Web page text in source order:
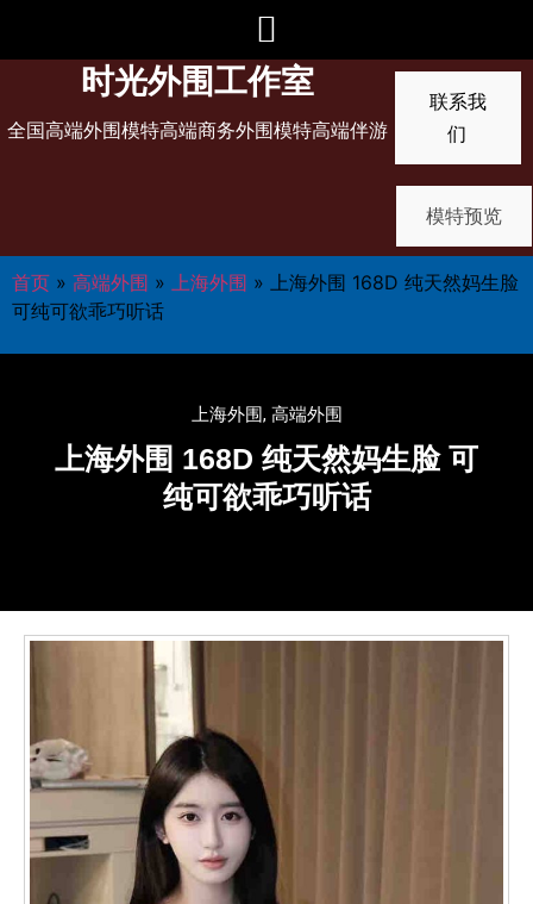
时光外围工作室
全国高端外围模特高端商务外围模特高端伴游
联系我
们
模特预览
首页 » 高端外围 » 上海外围 » 上海外围 168D 纯天然妈生脸
可纯可欲乖巧听话
上海外围, 高端外围
上海外围 168D 纯天然妈生脸 可
纯可欲乖巧听话